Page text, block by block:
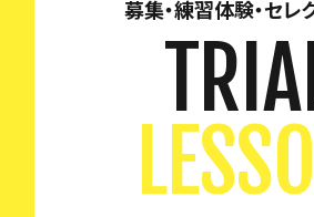
募集・練習体験・セレ